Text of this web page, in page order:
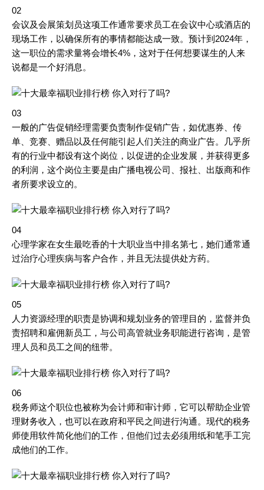
02
会议及会展策划员这项工作通常要求员工在会议中心或酒店的
现场工作，以确保所有的事情都能达成一致。预计到2024年，
这一职位的需求量将会增长4%，这对于任何想要谋生的人来
说都是一个好消息。
03
一般的广告促销经理需要负责制作促销广告，如优惠券、传
单、竞赛、赠品以及任何能引起人们关注的商业广告。几乎所
有的行业中都设有这个岗位，以促进的企业发展，并获得更多
的利润，这个岗位主要是由广播电视公司、报社、出版商和作
者所要求设立的。
04
心理学家在女生最吃香的十大职业当中排名第七，她们通常通
过治疗心理疾病与客户合作，并且无法提供处方药。
05
人力资源经理的职责是协调和规划业务的管理目的，监督并负
责招聘和雇佣新员工，与公司高管就业务职能进行咨询，是管
理人员和员工之间的纽带。
06
税务师这个职位也被称为会计师和审计师，它可以帮助企业管
理财务收入，也可以在政府和平民之间进行沟通。现代的税务
师使用软件简化他们的工作，但他们过去必须用纸和笔手工完
成他们的工作。